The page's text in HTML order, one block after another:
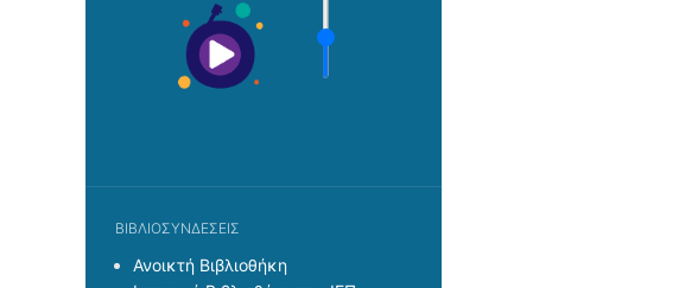
ΒΙΒΛΙΟΣΥΝΔΈΣΕΙΣ
Ανοικτή Βιβλιοθήκη